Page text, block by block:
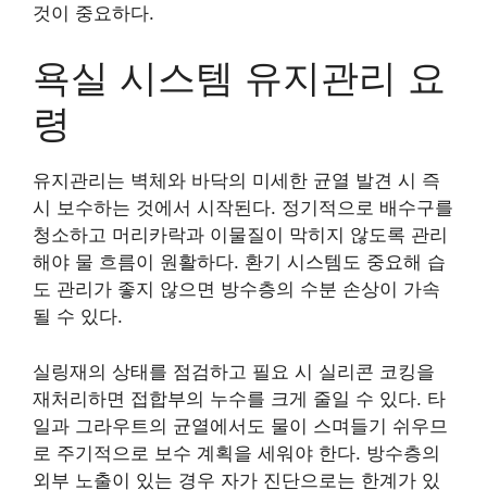
것이 중요하다.
욕실 시스템 유지관리 요
령
유지관리는 벽체와 바닥의 미세한 균열 발견 시 즉
시 보수하는 것에서 시작된다. 정기적으로 배수구를
청소하고 머리카락과 이물질이 막히지 않도록 관리
해야 물 흐름이 원활하다. 환기 시스템도 중요해 습
도 관리가 좋지 않으면 방수층의 수분 손상이 가속
될 수 있다.
실링재의 상태를 점검하고 필요 시 실리콘 코킹을
재처리하면 접합부의 누수를 크게 줄일 수 있다. 타
일과 그라우트의 균열에서도 물이 스며들기 쉬우므
로 주기적으로 보수 계획을 세워야 한다. 방수층의
외부 노출이 있는 경우 자가 진단으로는 한계가 있